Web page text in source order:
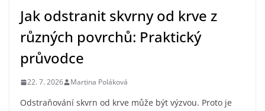
Jak odstranit skvrny od krve z
různých povrchů: Praktický
průvodce
22. 7. 2026 Martina Poláková
Odstraňování skvrn od krve může být výzvou. Proto je